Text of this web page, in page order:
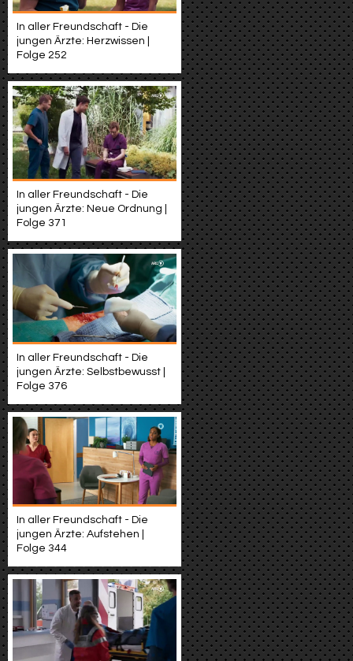
In aller Freundschaft - Die
jungen Ärzte: Herzwissen |
Folge 252
In aller Freundschaft - Die
jungen Ärzte: Neue Ordnung |
Folge 371
In aller Freundschaft - Die
jungen Ärzte: Selbstbewusst |
Folge 376
In aller Freundschaft - Die
jungen Ärzte: Aufstehen |
Folge 344